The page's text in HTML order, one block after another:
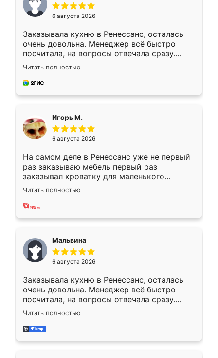
6 августа 2026
Заказывала кухню в Ренессанс, осталась
очень довольна. Менеджер всё быстро
посчитала, на вопросы отвечала сразу.
Замерщик приехал в субботу, подошёл к
делу со всей ответственностью. Собрали
за день, ребята работали аккуратно, даже
Читать полностью
Игорь М.
6 августа 2026
На самом деле в Ренессанс уже не первый
раз заказываю мебель первый раз
заказывал кроватку для маленького
ребёнка при его рождении ,во второй раз
заказал шкаф-купе. По качеству очень
хорошее сборка достаточно быстрая,
меньше, здесь же он более разнообразный.
Мне нравится ,если что-то потребуется из
мебели буду заказывать только здесь.
Читать полностью
Мальвина
6 августа 2026
Заказывала кухню в Ренессанс, осталась
очень довольна. Менеджер всё быстро
посчитала, на вопросы отвечала сразу.
Замерщик приехал в субботу, подошёл к
делу со всей ответственностью. Собрали
за день, ребята работали аккуратно, даже
Читать полностью